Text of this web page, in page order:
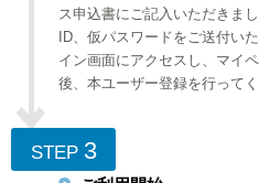
ス申込書にご記入いただきま
ID、仮パスワードをご送付い
イン画面にアクセスし、マイ
後、本ユーザー登録を行ってく
STEP 3